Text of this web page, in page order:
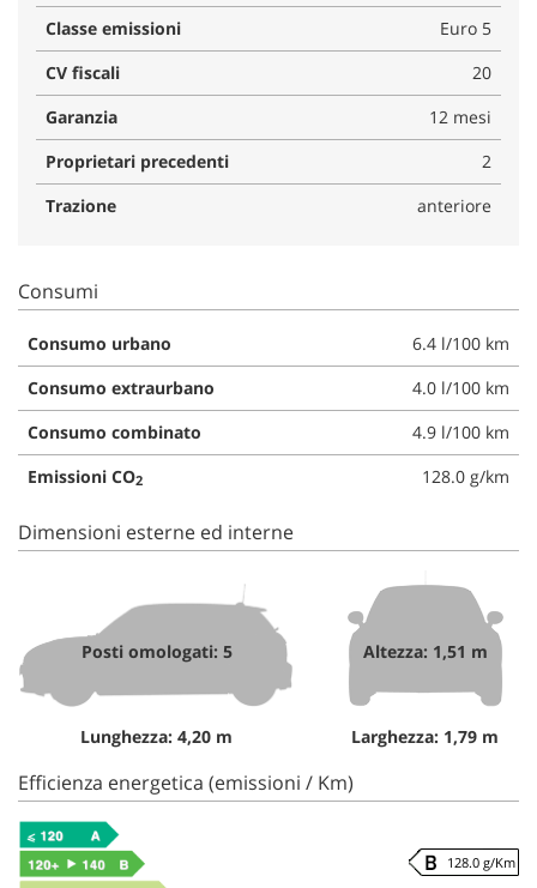
Classe emissioni
Euro 5
CV fiscali
20
Garanzia
12 mesi
Proprietari precedenti
2
Trazione
anteriore
Consumi
Consumo urbano
6.4 l/100 km
Consumo extraurbano
4.0 l/100 km
Consumo combinato
4.9 l/100 km
Emissioni CO2 128.0 g/km
Dimensioni esterne ed interne
Posti omologati: 5
Lunghezza: 4,20 m
Altezza: 1,51 m
Larghezza: 1,79 m
Efficienza energetica (emissioni / Km)
128.0 g/Km